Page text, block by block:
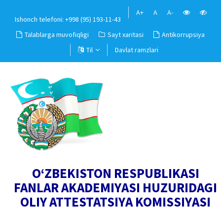
Ishonch telefoni: +998 (95) 193-11-43
A+ A A-
Talablarga muvofiqligi Sayt xaritasi
Antikorrupsiya
Til
Davlat ramzlari
O‘ZBEKISTON RESPUBLIKASI
FANLAR AKADEMIYASI HUZURIDAGI
OLIY ATTESTATSIYA KOMISSIYASI